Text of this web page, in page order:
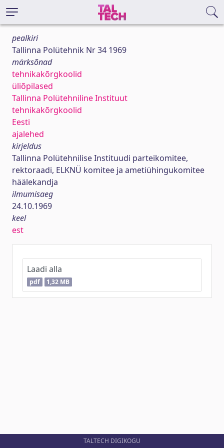
pealkiri
Tallinna Polütehnik Nr 34 1969
märksõnad
tehnikakõrgkoolid
üliõpilased
Tallinna Polütehniline Instituut
tehnikakõrgkoolid
Eesti
ajalehed
kirjeldus
Tallinna Polütehnilise Instituudi parteikomitee,
rektoraadi, ELKNÜ komitee ja ametiühingukomitee
häälekandja
ilmumisaeg
24.10.1969
keel
est
Laadi alla
pdf 1,32 MB
TALTECH DIGIKOGU